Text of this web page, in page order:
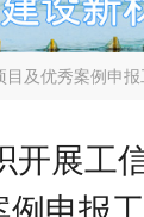
目及优秀案例申
开展工